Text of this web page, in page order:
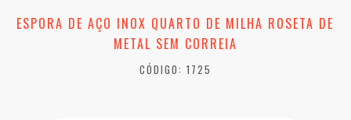
ESPORA DE AÇO INOX QUARTO DE MILHA ROSETA DE
METAL SEM CORREIA
CÓDIGO: 1725